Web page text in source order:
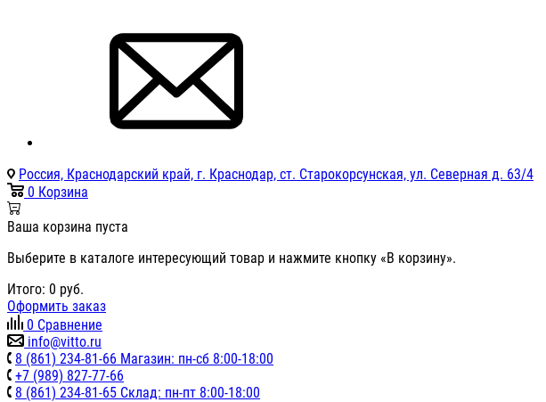
Россия, Краснодарский край, г. Краснодар, ст. Старокорсунская, ул. Северная д. 63/4
0 Корзина
Ваша корзина пуста
Выберите в каталоге интересующий товар и нажмите кнопку «В корзину».
Итого: 0 руб.
Оформить заказ
0 Сравнение
info@vitto.ru
8 (861) 234-81-66 Магазин: пн-сб 8:00-18:00
+7 (989) 827-77-66
8 (861) 234-81-65 Склад: пн-пт 8:00-18:00